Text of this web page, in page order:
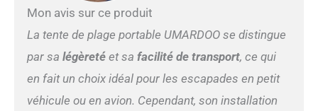
facilement le sac de sable
changer l'angle de l'ombre
et obtenez les tentes
l'extérieur. Tente de plage
facile à installer : installez
Mon avis sur ce produit
La tente de plage portable UMARDOO se distingue
par sa légèretéet sa facilité de transport, ce qui
en fait un choix idéal pour les escapades en petit
véhicule ou en avion. Cependant, son installation